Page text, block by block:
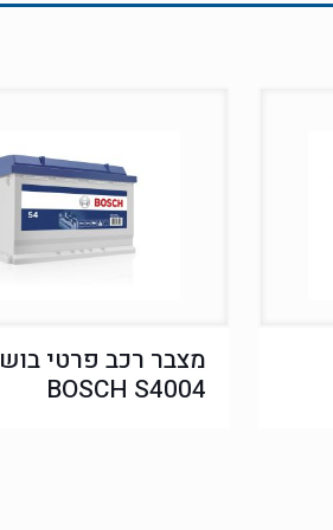
מצבר רכב פרטי בוש
BOSCH S4004